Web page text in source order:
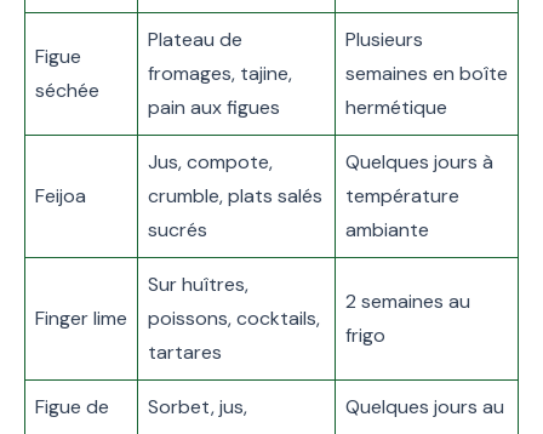
Figue
séchée
Plateau de
fromages, tajine,
pain aux figues
Plusieurs
semaines en boîte
hermétique
Feijoa
Jus, compote,
crumble, plats salés
sucrés
Quelques jours à
température
ambiante
Finger lime
Sur huîtres,
poissons, cocktails,
tartares
2 semaines au
frigo
Figue de
Sorbet, jus,
Quelques jours au